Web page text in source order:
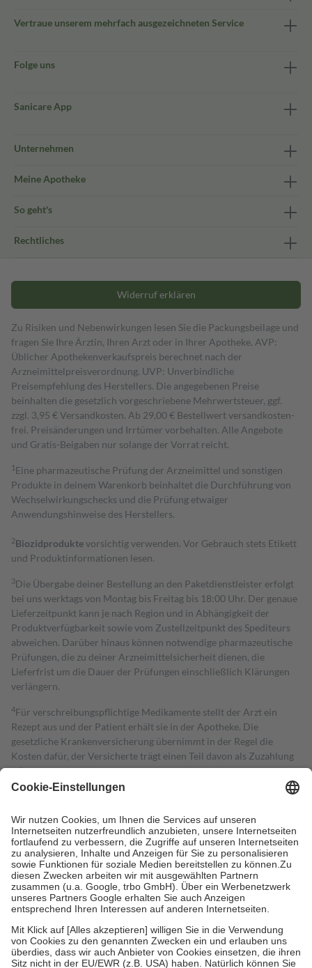
Vertraue unserem mehrfach ausgezeichneten Service
Folge uns
Sanicare App
Unternehmen
Meine Apotheke
So geht's
Rechtliches
Widerruf erklären
Zu Risiken und Nebenwirkungen lesen Sie die Packungsbeilage und
fragen Sie Ihre Ärztin, Ihren Arzt oder in Ihrer Apotheke. AVP:
Üblicher Apothekenverkaufspreis berechnet nach der
Arzneimittelpreisverordnung. UVP: Unverbindliche
Preisempfehlung des Herstellers. Die angegebenen Preise
beinhalten die gesetzlich vorgeschriebene Mehrwertsteuer, ggf.
zzgl. 3,95 € Versandkosten. Ab 29,00 € Bestell­wert versand­kosten­
frei. Preisänderungen und Irrtümer vorbehalten. Alle Angebote
und Gratis-Beigaben nur solange der Vorrat reicht.
1 Eine pharmazeutische Prüfung der Arzneimittel und sonstigen
Produkte in deinem Warenkorb beinhaltet die Durchführung von
Wechselwirkungschecks und die Prüfung etwaiger
Anwendungshinweise des Herstellers.
2Biozidproduktevorsichtig verwenden. Vor Gebrauch stets Etikett
und Produktinformationen lesen.
3Die Übergabe deiner Bestellung an den Paketdienstleister erfolgt
bei uns werktags von Montag bis Freitag bis 18:00 Uhr. Der genaue
Lieferzeitpunkt kann je nach Region und in Abhängigkeit der
Produktverfügbarkeit sowie vom Zustellzeitpunkt des Spediteurs
abweichen. Darüber hinaus können notwendige pharmazeutische
Prüfungen, die zu deiner Arzneimittelsicherheit dienen, die
Lieferfrist um die Dauer der Prüfungen einschließlich Klärungen
verlängern.
4Für verschreibungspflichtige Medikamente stellt der Arzt ein
Rezept aus und der Patient erhält sie in der Apotheke. Die
gesetzliche Krankenversicherung übernimmt in der Regel die
Kosten dafür, der Versicherte trägt einen Teil davon als Zuzahlung
mit.
Grundsätzlich leisten Mitglieder Zuzahlungen in Höhe von zehn
höchstens zehn Euro.
Es sind jedoch nie mehr als die tatsächlichen
Kosten der Leistung zu entrichten.
Diese Regeln gelten grundsätzlich auch für Online-Apotheken.
Bei Heilmitteln und häuslicher Krankenpflege beträgt die
Zuzahlung zehn Prozent der Kosten sowie zehn Euro je
Verordnung.
Um das Engagement der Versicherten für ihre eigene Gesundheit zu
stärken und die besondere Stellung der Familie zu unterstützen,
fallenkeine Zuzahlungenan bei:
• Kindern und Jugendlichen bis zum vollendeten 18. Lebensjahr
mit Ausnahme der Fahrkosten